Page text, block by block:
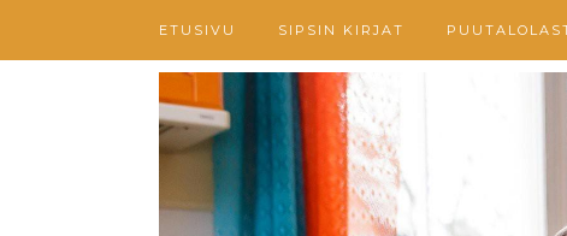
ETUSIVU SIPSIN KIRJAT